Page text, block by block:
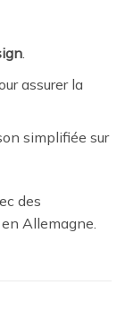
.
assurer la
simplifiée sur
des
Allemagne.